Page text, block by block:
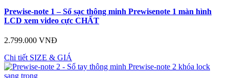
Prewise-note 1 – Sổ sạc thông minh Prewisenote 1 màn hình
LCD xem video cực CHẤT
2.799.000 VNĐ
Chi tiết SIZE & GIÁ